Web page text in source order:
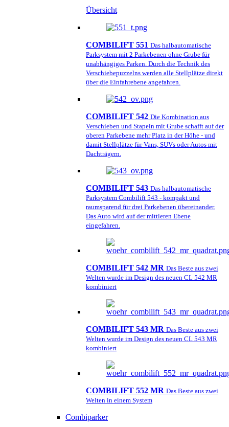
Übersicht
COMBILIFT 551 Das halbautomatische
Parksystem mit 2 Parkebenen ohne Grube für
unabhängiges Parken. Durch die Technik des
Verschiebepuzzelns werden alle Stellplätze direkt
über die Einfahrebene angefahren.
COMBILIFT 542 Die Kombination aus
Verschieben und Stapeln mit Grube schafft auf der
oberen Parkebene mehr Platz in der Höhe - und
damit Stellplätze für Vans, SUVs oder Autos mit
Dachträgern.
COMBILIFT 543 Das halbautomatische
Parksystem Combilift 543 - kompakt und
raumsparend für drei Parkebenen übereinander.
Das Auto wird auf der mittleren Ebene
eingefahren.
COMBILIFT 542 MR Das Beste aus zwei
Welten wurde im Design des neuen CL 542 MR
kombiniert
COMBILIFT 543 MR Das Beste aus zwei
Welten wurde im Design des neuen CL 543 MR
kombiniert
COMBILIFT 552 MR Das Beste aus zwei
Welten in einem System
Combiparker